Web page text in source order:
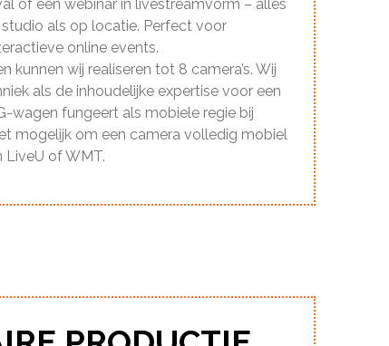
of een webinar in livestreamvorm – alles
als op locatie. Perfect voor
online events.
kunnen wij realiseren tot 8 camera’s. Wij
als de inhoudelijke expertise voor een
wagen fungeert als mobiele regie bij
mogelijk om een camera volledig mobiel
LiveU of WMT.